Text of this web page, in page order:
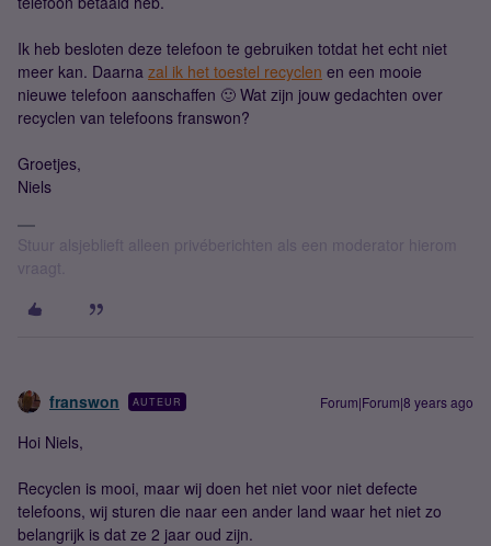
Ik heb besloten deze telefoon te gebruiken totdat het echt niet
meer kan. Daarna zal ik het toestel recyclen en een mooie
nieuwe telefoon aanschaffen 🙂 Wat zijn jouw gedachten over
recyclen van telefoons franswon?
Groetjes,
Niels
Stuur alsjeblieft alleen privéberichten als een moderator hierom
vraagt.
franswon AUTEUR Forum|Forum|8 years ago
Hoi Niels,
Recyclen is mooi, maar wij doen het niet voor niet defecte
telefoons, wij sturen die naar een ander land waar het niet zo
belangrijk is dat ze 2 jaar oud zijn.